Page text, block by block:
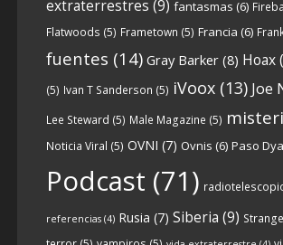
Descargar
https://www.ivoox.com/cdn-
qanon-parte-1-origenes-audios-
mp3_rf_67157433_1.html
orígenes y desarrollo de Qanon,
de todas las...See more
extraterrestres (9) fantasmas (6)
Flatwoods (5) Frametown (5) Francia (6)
fuentes (14) Gray Barker(8) Hoax
(5) Ivan T Sanderson (5) iVoox(13) Joe
Lee Steward (5) Male Magazine (5)
Noticia Viral (5) OVNI (7) Ovnis (6) Paso
Podcast (71)
referencias(4) Rusia (7) Siberia (9)